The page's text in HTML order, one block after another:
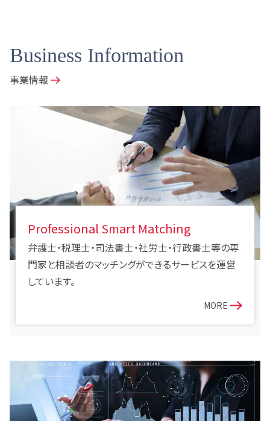
Business Information
事業情報
Professional Smart Matching
弁護士・税理士・司法書士・社労士・行政書士等の専
門家と相談者のマッチングができるサービスを運営
しています。
MORE